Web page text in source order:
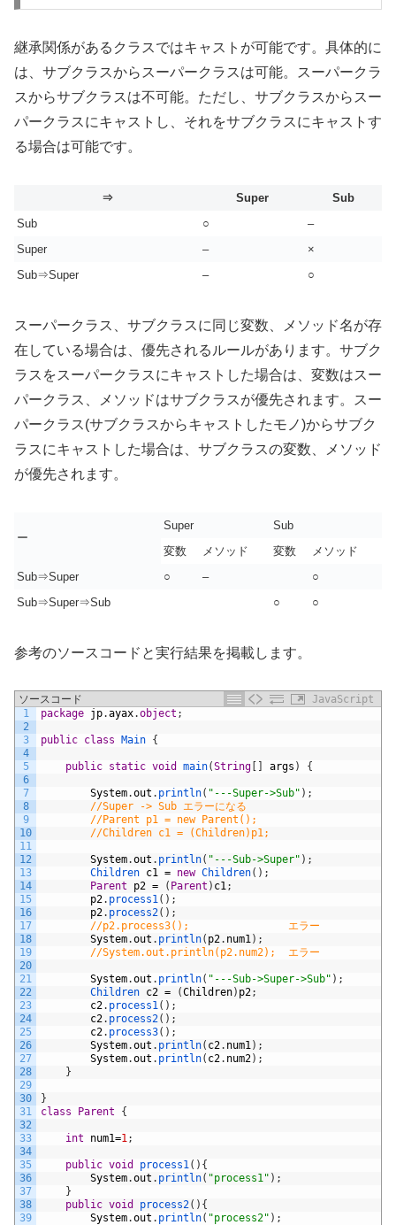
継承関係があるクラスではキャストが可能です。具体的に
は、サブクラスからスーパークラスは可能。スーパークラ
スからサブクラスは不可能。ただし、サブクラスからスー
パークラスにキャストし、それをサブクラスにキャストす
る場合は可能です。
⇒ Super
Sub
Sub
○
–
Super
–
×
Sub⇒Super
– ○
スーパークラス、サブクラスに同じ変数、メソッド名が存
在している場合は、優先されるルールがあります。サブク
ラスをスーパークラスにキャストした場合は、変数はスー
パークラス、メソッドはサブクラスが優先されます。スー
パークラス(サブクラスからキャストしたモノ)からサブク
ラスにキャストした場合は、サブクラスの変数、メソッド
が優先されます。
ー
Super
Sub
変数
メソッド 変数
メソッド
Sub⇒Super
○ –
○
Sub⇒Super⇒Sub
○ ○
参考のソースコードと実行結果を掲載します。
ソースコード
JavaScript
1
2
3
4
5
6
7
8
9
10
11
12
13
14
15
16
17
18
19
20
21
22
23
24
25
26
27
28
29
30
31
32
33
34
35
36
37
38
39
package jp.ayax.object ;
public class Main {
public static void main(String args ) {
System.out . println( "---Super->Sub" ) ;
//Super -> Sub エラーになる
//Parent p1 = new Parent();
//Children c1 = (Children)p1;
System.out . println( "---Sub->Super" ) ;
Children c1 = new Children( ) ;
Parent
p2 = ( Parent ) c1;
p2. process1( ) ;
p2. process2( ) ;
//p2.process3();				エラー
System.out . println( p2. num1) ;
//System.out.println(p2.num2);	エラー
System.out . println( "---Sub->Super->Sub" ) ;
Children c2 = (Children) p2;
c2. process1( ) ;
c2. process2( ) ;
c2. process3( ) ;
System.out . println( c2. num1) ;
System.out . println( c2. num2) ;
}
}
class
Parent {
int num1=1;
public void process1( ) {
System.out . println( "process1" ) ;
}
public void process2( ) {
System.out . println( "process2" ) ;